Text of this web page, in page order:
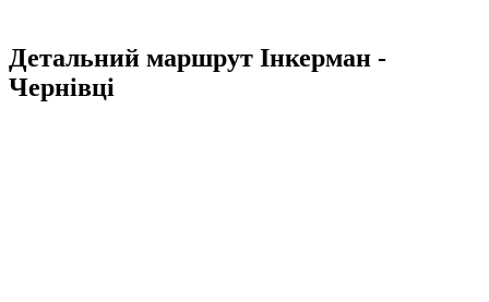
Детальний маршрут Інкерман -
Чернівці